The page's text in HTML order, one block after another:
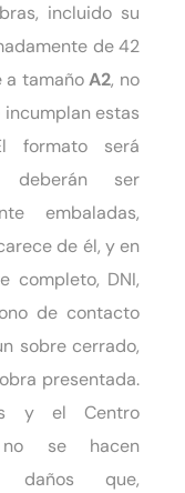
incluido su
de 42
a tamañoA2, no
estas
formato será
ser
embaladas,
de él, y en
completo, DNI,
de contacto
sobre cerrado,
presentada.
y el Centro
no se hacen
daños que,